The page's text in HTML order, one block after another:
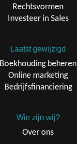
Rechtsvormen
Investeer in Sales
Laatst gewijzigd
Boekhouding beheren
Online marketing
Bedrijfsfinanciering
Wie zijn wij?
Over ons